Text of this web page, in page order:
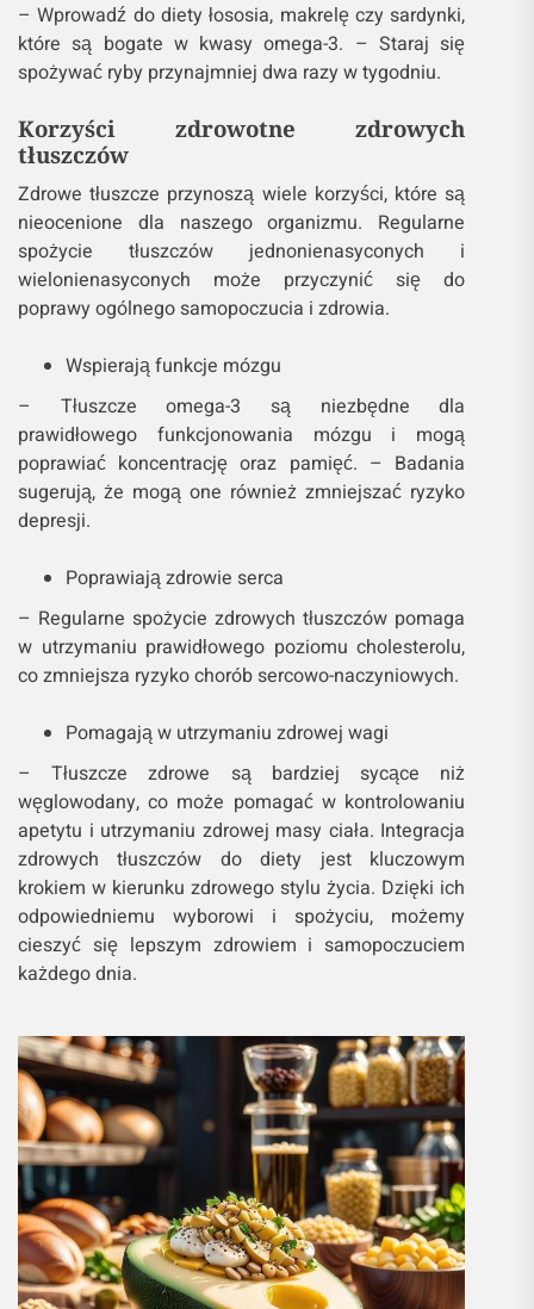
– Wprowadź do diety łososia, makrelę czy sardynki,
które są bogate w kwasy omega-3. – Staraj się
spożywać ryby przynajmniej dwa razy w tygodniu.
Korzyści zdrowotne zdrowych
tłuszczów
Zdrowe tłuszcze przynoszą wiele korzyści, które są
nieocenione dla naszego organizmu. Regularne
spożycie tłuszczów jednonienasyconych i
wielonienasyconych może przyczynić się do
poprawy ogólnego samopoczucia i zdrowia.
Wspierają funkcje mózgu
– Tłuszcze omega-3 są niezbędne dla
prawidłowego funkcjonowania mózgu i mogą
poprawiać koncentrację oraz pamięć. – Badania
sugerują, że mogą one również zmniejszać ryzyko
depresji.
Poprawiają zdrowie serca
– Regularne spożycie zdrowych tłuszczów pomaga
w utrzymaniu prawidłowego poziomu cholesterolu,
co zmniejsza ryzyko chorób sercowo-naczyniowych.
Pomagają w utrzymaniu zdrowej wagi
– Tłuszcze zdrowe są bardziej sycące niż
węglowodany, co może pomagać w kontrolowaniu
apetytu i utrzymaniu zdrowej masy ciała. Integracja
zdrowych tłuszczów do diety jest kluczowym
krokiem w kierunku zdrowego stylu życia. Dzięki ich
odpowiedniemu wyborowi i spożyciu, możemy
cieszyć się lepszym zdrowiem i samopoczuciem
każdego dnia.